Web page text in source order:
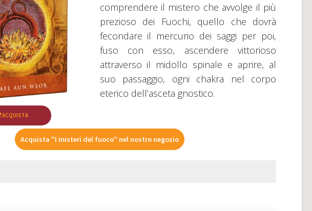
ACQUISTA
comprendere il mistero che avvolge il più
prezioso dei Fuochi, quello che dovrà
fecondare il mercurio dei saggi per poi,
fuso con esso, ascendere vittorioso
attraverso il midollo spinale e aprire, al
suo passaggio, ogni chakra nel corpo
eterico dell’asceta gnostico.
Acquista "I misteri del fuoco" nel nostro negozio